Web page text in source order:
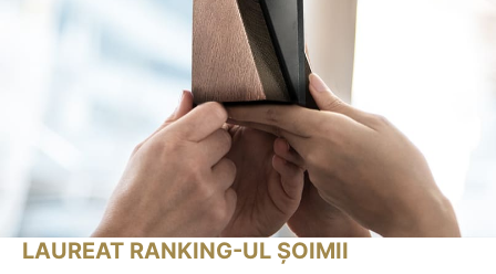
LAUREAT RANKING-UL ȘOIMII